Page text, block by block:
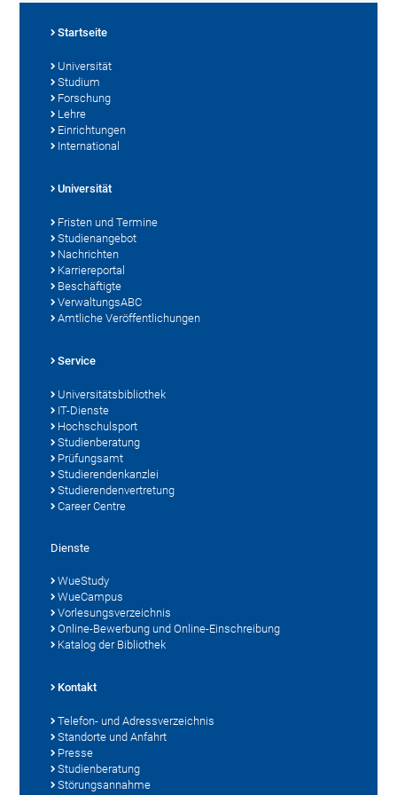
Startseite
Universität
Studium
Forschung
Lehre
Einrichtungen
International
Universität
Fristen und Termine
Studienangebot
Nachrichten
Karriereportal
Beschäftigte
VerwaltungsABC
Amtliche Veröffentlichungen
Service
Universitätsbibliothek
IT-Dienste
Hochschulsport
Studienberatung
Prüfungsamt
Studierendenkanzlei
Studierendenvertretung
Career Centre
Dienste
WueStudy
WueCampus
Vorlesungsverzeichnis
Online-Bewerbung und Online-Einschreibung
Katalog der Bibliothek
Kontakt
Telefon- und Adressverzeichnis
Standorte und Anfahrt
Presse
Studienberatung
Störungsannahme